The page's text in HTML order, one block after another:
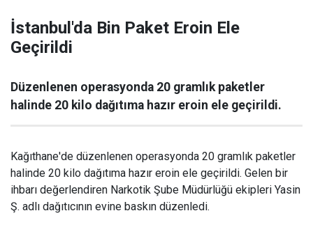
İstanbul'da Bin Paket Eroin Ele
Geçirildi
Düzenlenen operasyonda 20 gramlık paketler
halinde 20 kilo dağıtıma hazır eroin ele geçirildi.
Kağıthane'de düzenlenen operasyonda 20 gramlık paketler
halinde 20 kilo dağıtıma hazır eroin ele geçirildi. Gelen bir
ihbarı değerlendiren Narkotik Şube Müdürlüğü ekipleri Yasin
Ş. adlı dağıtıcının evine baskın düzenledi.